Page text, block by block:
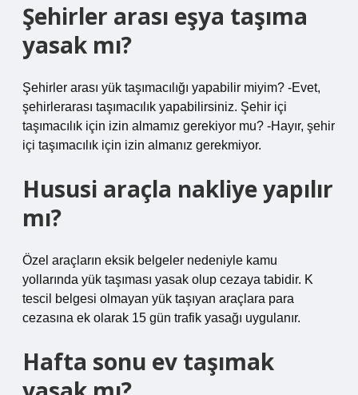
Şehirler arası eşya taşıma
yasak mı?
Şehirler arası yük taşımacılığı yapabilir miyim? -Evet,
şehirlerarası taşımacılık yapabilirsiniz. Şehir içi
taşımacılık için izin almamız gerekiyor mu? -Hayır, şehir
içi taşımacılık için izin almanız gerekmiyor.
Hususi araçla nakliye yapılır
mı?
Özel araçların eksik belgeler nedeniyle kamu
yollarında yük taşıması yasak olup cezaya tabidir. K
tescil belgesi olmayan yük taşıyan araçlara para
cezasına ek olarak 15 gün trafik yasağı uygulanır.
Hafta sonu ev taşımak